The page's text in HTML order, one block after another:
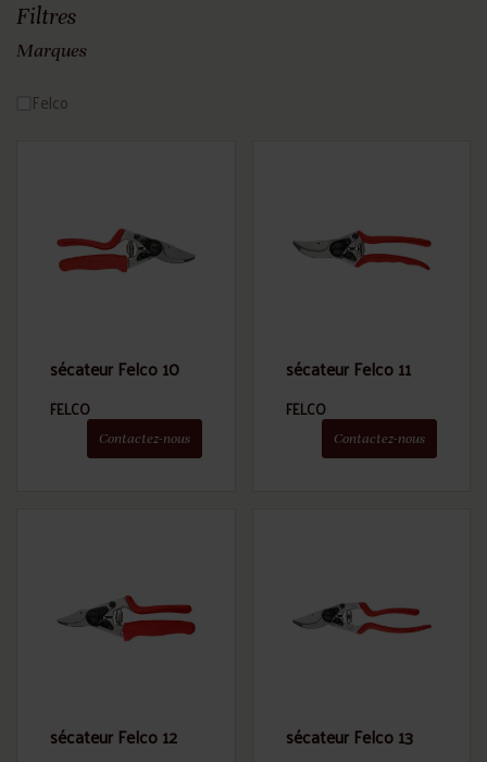
Filtres
Marques
Felco
sécateur Felco 10
FELCO
Contactez-nous
sécateur Felco 11
FELCO
Contactez-nous
sécateur Felco 12 sécateur Felco 13